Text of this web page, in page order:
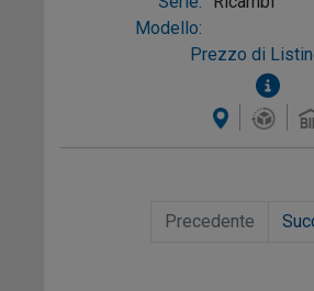
Modello:
Prezzo di
Precedente